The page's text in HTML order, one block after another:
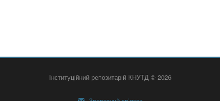
Інституційний репозитарій КНУТД © 2026